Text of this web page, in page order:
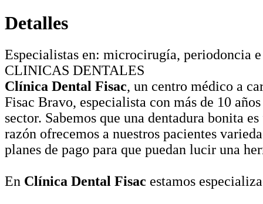
Detalles
Especialistas en: microcirugía, periodoncia
CLINICAS DENTALES
Clínica Dental Fisac, un centro médico a
Fisac Bravo, especialista con más de 10
sector. Sabemos que una dentadura bonita
razón ofrecemos a nuestros pacientes
planes de pago para que puedan lucir una
En Clínica Dental Fisac estamos